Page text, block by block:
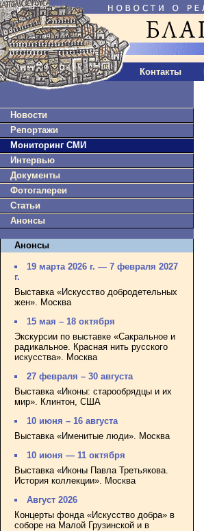
Контакты
Новости
Репортажи
Мониторинг СМИ
Интервью
Документы
Фотогалереи
Статьи
Анонсы
Анонсы
19 марта 2026 г. — 7 февраля 2027
г.
Выставка «Искусство добродетельных
жен». Москва
15 мая – 18 октября
Экскурсии по выставке «Сакральное и
радикальное. Красная нить русского
искусства». Москва
27 февраля – 30 августа
Выставка «Иконы: старообрядцы и их
мир». Клинтон, США
10 июня – 16 августа
Выставка «Именитые люди». Москва
10 июня — 11 октября
Выставка «Иконы Павла Третьякова.
История коллекции». Москва
Август 2026
Концерты фонда «Искусство добра» в
соборе на Малой Грузинской и в